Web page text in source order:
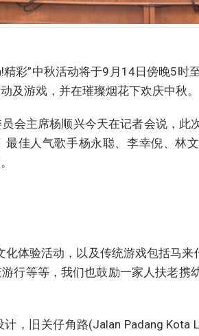
精彩”中秋活动将于9月14日傍晚5时
及游戏，并在璀璨烟花下欢庆中秋。
会主席杨顺兴今天在记者会说，此
佳人气歌手杨永聪、李幸倪、林
体验活动，以及传统游戏包括马来
行等等，我们也鼓励一家人扶老携
，旧关仔角路(Jalan Padang Kota